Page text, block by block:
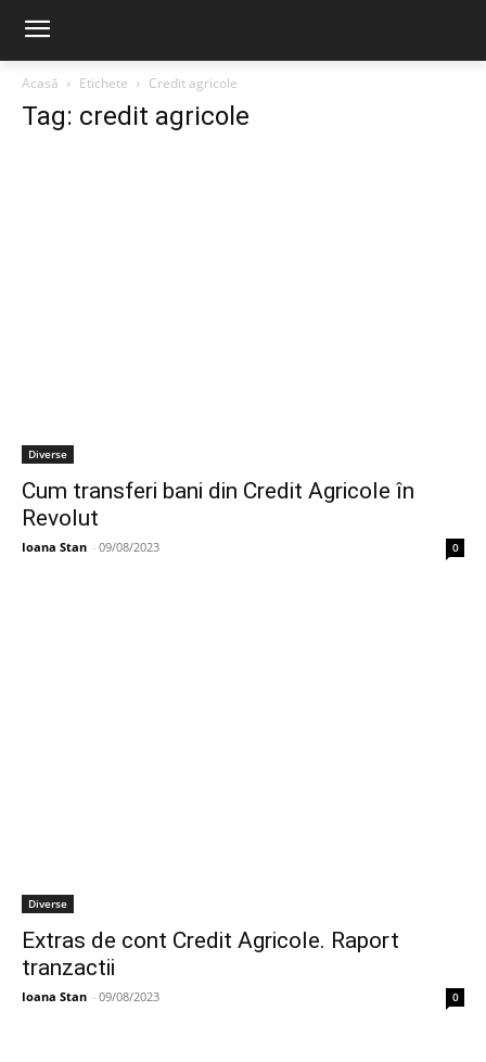
Acasă Etichete Credit agricole
Tag: credit agricole
Diverse
Cum transferi bani din Credit Agricole în
Revolut
Ioana Stan - 09/08/2023 0
Diverse
Extras de cont Credit Agricole. Raport
tranzactii
Ioana Stan - 09/08/2023 0